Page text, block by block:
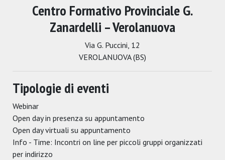
Centro Formativo Provinciale G.
Zanardelli – Verolanuova
Via G. Puccini, 12
VEROLANUOVA (BS)
Tipologie di eventi
Webinar
Open day in presenza su appuntamento
Open day virtuali su appuntamento
Info - Time: Incontri on line per piccoli gruppi organizzati
per indirizzo